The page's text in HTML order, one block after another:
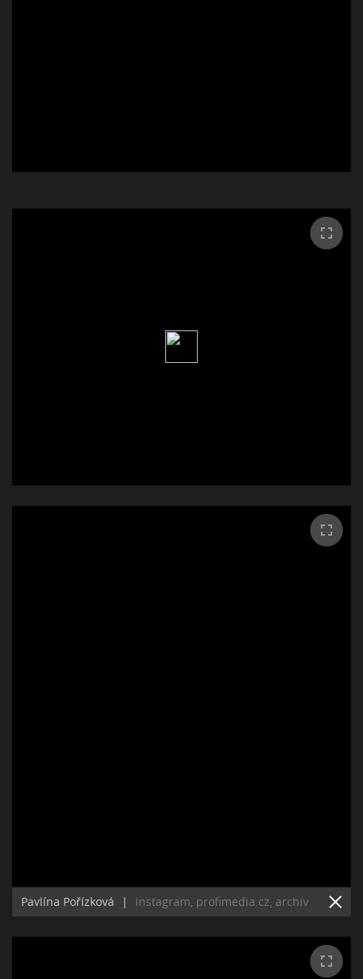
Pavlína Pořízková | instagram, profimedia.cz, archiv